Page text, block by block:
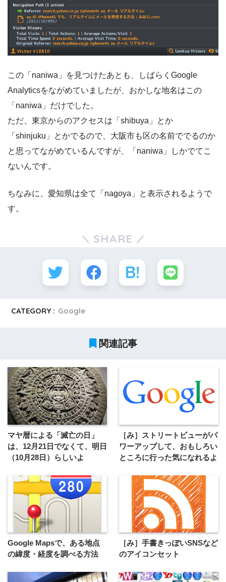
この「naniwa」を見つけたあとも、しばらくGoogle
Analyticsをながめていましたが、おかしな地名はこの
「naniwa」だけでした。
ただ、東京からのアクセスは「shibuya」とか
「shinjuku」とかでるので、大阪市も区の名前ででるのか
と思ってながめているんですが、「naniwa」しかでてこ
ないんです。
ちなみに、愛知県は全て「nagoya」と表示されるようで
す。
SHARE
CATEGORY : Google
関連記事
マヤ暦による「滅亡の日」
は、12月21日でなくて、明日
（10月28日）らしいよ
［み］ストリートビューがパ
ワーアップして、おもしろい
ところに行った気になれるよ
Google Mapsで、ある地点
の緯度・経度を調べる方法
［み］手書きっぽいSNSなど
のアイコンセット